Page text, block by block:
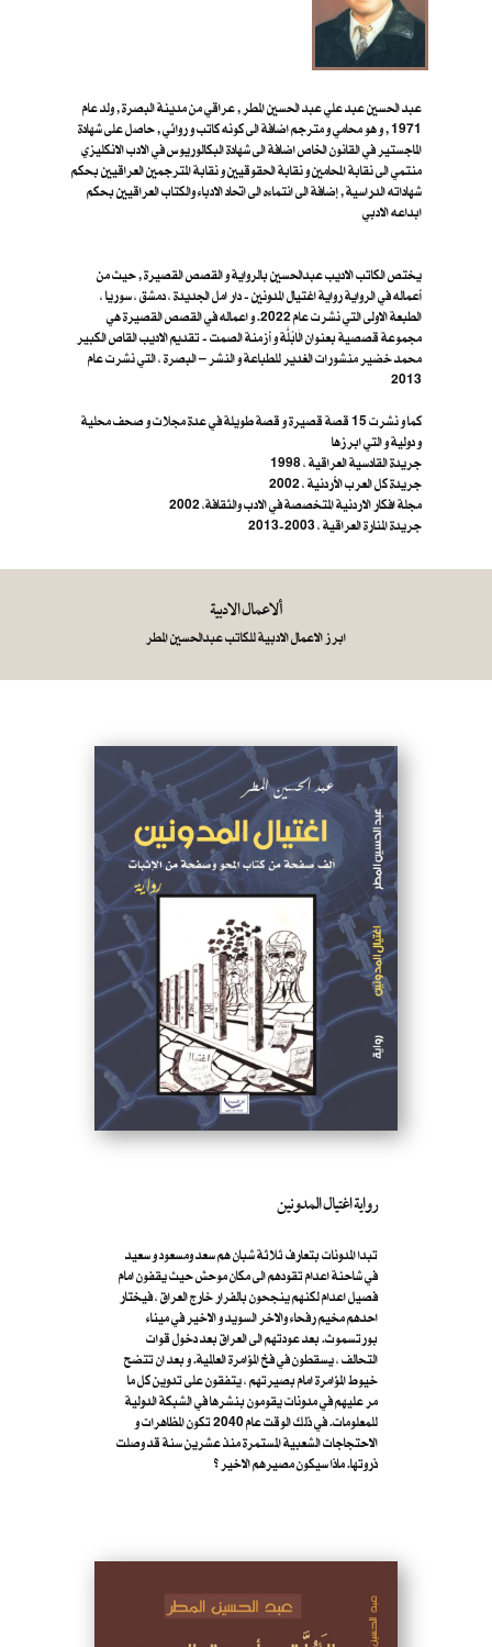
عبد الحسين عبد علي عبد الحسين المطر , عراقي من مدينة البصرة , ولد عام
1971 , و هو محامي و مترجم اضافة الى كونه كاتب و روائي , حاصل على شهادة
الماجستير في القانون الخاص اضافة الى شهادة البكالوريوس في الادب الانكليزي
منتمي الى نقابة المحامين و نقابة الحقوقيين و نقابة المترجمين العراقيين بحكم
شهاداته الدراسية , إضافة الى انتماءه الى اتحاد الادباء والكتاب العراقيين بحكم
ابداعه الادبي
يختص الكاتب الاديب عبدالحسين بالرواية و القصص القصيرة , حيث من
أعماله في الرواية رواية اغتيال المدونين - دار امل الجديدة ، دمشق ، سوريا ،
الطبعة الاولى التي نشرت عام 2022. و اعماله في القصص القصيرة هي
مجموعة قصصية بعنوان الَابُلَّة و أزمنة الصمت - تقديم الاديب القاص الكبير
محمد خضير منشورات الغدير للطباعة و النشر – البصرة ، ا​لتي نشرت عام
2013
و دولية و التي ابرزها
جريدة القادسية العراقية ، 1998
جريدة كل العرب الأردنية ، 2002
مجلة افكار الاردنية المتخصصة في الادب والثقافة، 2002
جريدة المنارة العراقية ، 2003-2013
ألاعمال الادبية
ابرز الاعمال الادبية للكاتب عبدالحسين المطر
رواية اغتيال المدونين
تبدا المدونات بتعارف ثلاثة شبان هم سعد ومسعود و سعيد
في شاحنة اعدام تقودهم الى مكان موحش حيث يقفون امام
فصيل اعدام لكنهم ينجحون بالفرار خارج العراق ، فيختار
احدهم مخيم رفحاء والاخر السويد و الاخير في ميناء
بورتسموث. بعد عودتهم الى العراق بعد دخول قوات
التحالف ، يسقطون في فخ المؤامرة العالمية. و بعد ان تتضح
خيوط المؤامرة امام بصيرتهم ، يتفقون على تدوين كل ما
مر عليهم في مدونات يقومون بنشرها في الشبكة الدولية
للمعلومات. في ذلك الوقت عام 2040 تكون المظاهرات و
الاحتجاجات الشعبية المستمرة منذ عشرين سنة قد وصلت
ذروتها. ماذا سيكون مصيرهم الاخير ؟